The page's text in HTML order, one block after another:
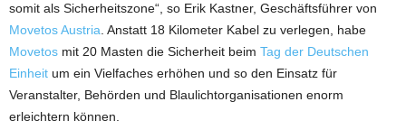
somit als Sicherheitszone“, so Erik Kastner, Geschäftsführer von
Movetos Austria . Anstatt 18 Kilometer Kabel zu verlegen, habe
Movetos mit 20 Masten die Sicherheit beim Tag der Deutschen
Einheit um ein Vielfaches erhöhen und so den Einsatz für
Veranstalter, Behörden und Blaulichtorganisationen enorm
erleichtern können.